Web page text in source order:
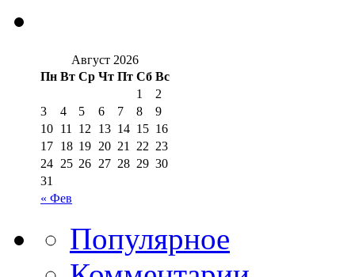
Август 2026
Пн Вт Ср Чт Пт Сб Вс
« Фев
1
2
3
4 5 6 7 8
9
10 11 12 13 14 15 16
17 18 19 20 21 22 23
24 25 26 27 28 29 30
31
Популярное